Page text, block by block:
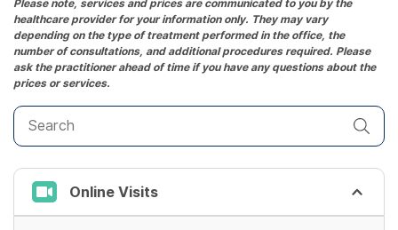
Please note, services and prices are communicated to you by the
healthcare provider for your information only. They may vary
depending on the type of treatment performed in the office, the
number of consultations, and additional procedures required. Please
ask the practitioner ahead of time if you have any questions about the
prices or services.
Online Visits